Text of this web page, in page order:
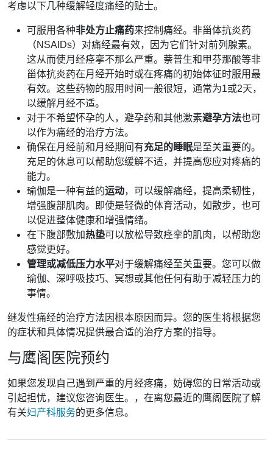
考虑以下几种缓解轻度痛经的贴士。
可服用各种非处方止痛药来控制痛经。非甾体抗炎药
（NSAIDs）对痛经最有效，因为它们针对前列腺素。
这从而使月经痉挛不那么严重。萘普生和甲芬那酸等非
甾体抗炎药在月经开始时或在疼痛的初始体征时服用最
有效。这些药物的服用时间一般很短，通常为1或2天，
以缓解月经不适。
对于不希望怀孕的人，避孕药和其他激素避孕方法也可
以作为痛经的治疗方法。
确保在月经前和月经期间有充足的睡眠是至关重要的。
充足的休息可以帮助您缓解不适，并提高您应对疼痛的
能力。
瑜伽是一种有益的运动，可以缓解痛经，提高柔韧性，
增强腹部肌肉。即使是轻微的体育活动，如散步，也可
以促进整体健康和增强情绪。
在下腹部敷加热垫可以放松导致痉挛的肌肉，以帮助您
感觉更好。
管理或减低压力水平对于缓解痛经至关重要。您可以做
瑜伽、深呼吸技巧、冥想或其他任何有助于减轻压力的
事情。
继发性痛经的治疗方法因根本原因而异。您的医生将根据您
的症状和具体情况提供最合适的治疗方案的指导。
与鹰阁医院预约
如果您发现自己遇到严重的月经疼痛，妨碍您的日常活动或
引起担忧，建议您咨询医生。，在离您最近的鹰阁医院了解
有关妇产科服务的更多信息。